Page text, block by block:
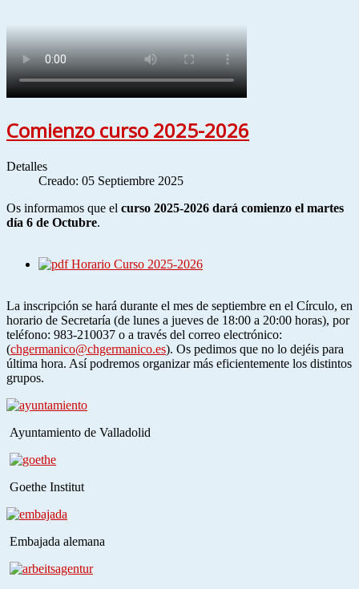
Comienzo curso 2025-2026
Detalles
Creado: 05 Septiembre 2025
Os informamos que el curso 2025-2026 dará comienzo el martes
día 6 de Octubre.
Horario Curso 2025-2026
La inscripción se hará durante el mes de septiembre en el Círculo, en
horario de Secretaría (de lunes a jueves de 18:00 a 20:00 horas), por
teléfono: 983-210037 o a través del correo electrónico:
(chgermanico@chgermanico.es). Os pedimos que no lo dejéis para
última hora. Así podremos organizar más eficientemente los distintos
grupos.
Ayuntamiento de Valladolid
Goethe Institut
Embajada alemana